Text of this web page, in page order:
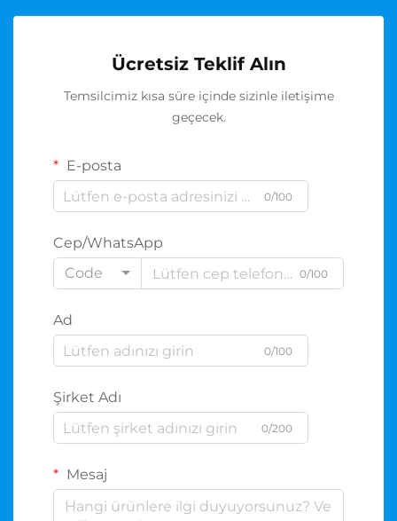
Ücretsiz Teklif Alın
Temsilcimiz kısa süre içinde sizinle iletişime
geçecek.
E-posta
0/100
Cep/WhatsApp
Code
0/100
Ad
0/100
Şirket Adı
0/200
Mesaj